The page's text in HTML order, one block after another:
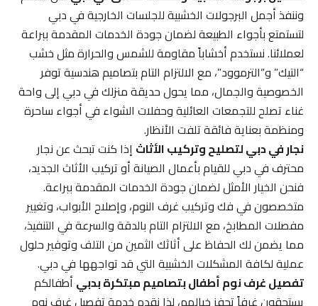
وننفذ أجمل البرجولات الخشبية للجلسات الخارجية في دبي
لتستمتع بأجواء الطبيعة لضمان جودة الخدمات المقدمة ببراعة
لعملائنا. نستخدم أخشاباً مقاومة للشمس والحرارة مثل خشب
“التيك” و”الترموود”، مع الالتزام التام بتصاميم هندسية توفر
الخصوصية والجمال، مما يحول حديقة منزلك في دبي إلى واحة
غناء تصلح للتجمعات العائلية وحفلات الشواء في أجواء ساحرة
ومنظمة بعناية فائقة تلفت الأنظار.
نجار في دبي لتصليح وتركيب الأثاثإذا كنت تبحث عن نجار
محترف في دبي للقيام بأعمال الصيانة أو تركيب الأثاث الجديد،
فنحن الخيار الأمثل لضمان جودة الخدمات المقدمة ببراعة.
متخصصون في فك وتركيب غرف النوم، وإصلاح الأبواب، وتغيير
مفصلات المطابخ، مع الالتزام التام بالدقة والسرعة في التنفيذ،
مما يضمن لك الحفاظ على أثاثك الثمين من التلف وتوفير حلول
عملية لكافة المشكلات الخشبية التي قد تواجهها في دبي.
تفصيل غرف نوم أطفال بتصاميم مبتكرة بدبيأطفالكم
يستحقون غرفاً تحفز خيالهم، لذا نقدم خدمة تفصيل غرف نوم